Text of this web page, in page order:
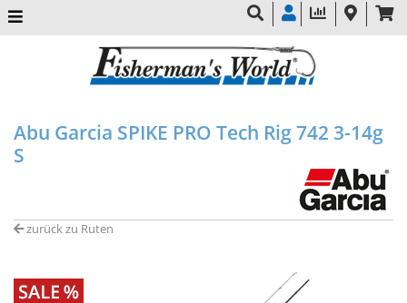
Abu Garcia SPIKE PRO Tech Rig 742 3-14g
S
zurück zu Ruten